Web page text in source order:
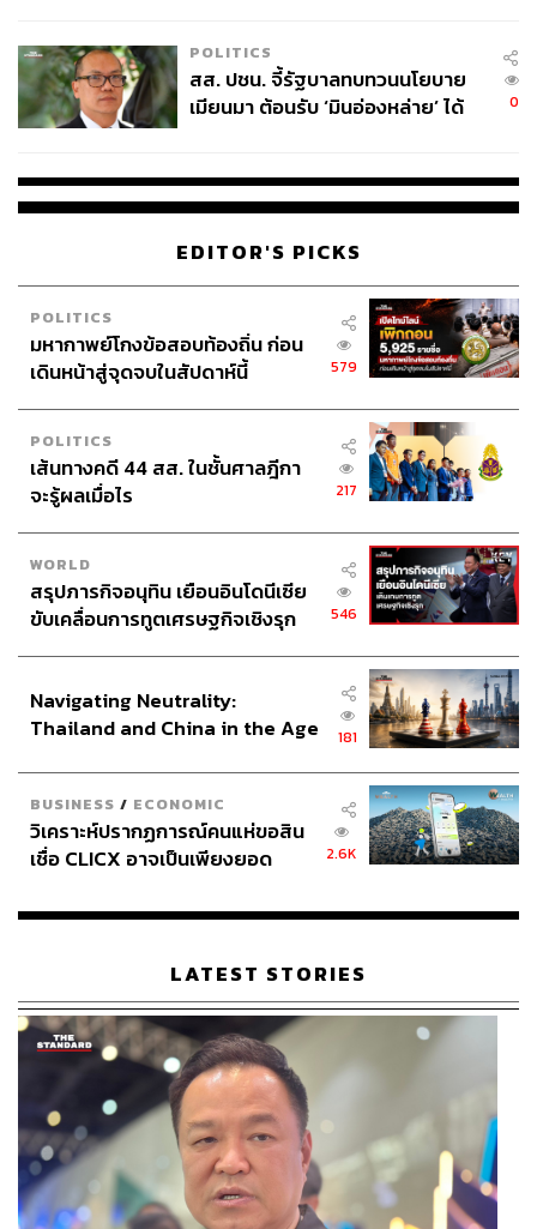
POLITICS
สส. ปชน. จี้รัฐบาลทบทวนนโยบาย
เมียนมา ต้อนรับ ‘มินอ่องหล่าย’ ได้
0
EDITOR'S PICKS
POLITICS
มหากาพย์โกงข้อสอบท้องถิ่น ก่อน
เดินหน้าสู่จุดจบในสัปดาห์นี้
579
POLITICS
เส้นทางคดี 44 สส. ในชั้นศาลฎีกา
จะรู้ผลเมื่อไร
217
WORLD
สรุปภารกิจอนุทิน เยือนอินโดนีเซีย
ขับเคลื่อนการทูตเศรษฐกิจเชิงรุก
546
Navigating Neutrality:
Thailand and China in the Age
181
BUSINESS / ECONOMIC
วิเคราะห์ปรากฏการณ์คนแห่ขอสิน
เชื่อ CLICX อาจเป็นเพียงยอด
เรือนไทยที่ถูกซุกไว้
2.6K
LATEST STORIES